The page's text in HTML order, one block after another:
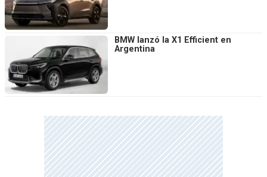
BMW lanzó la X1 Efficient en
Argentina